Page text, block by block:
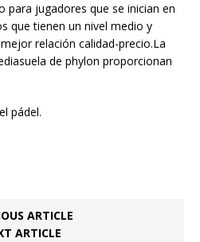
para jugadores que se inician en
que tienen un nivel medio y
relación calidad-precio.La
de phylon proporcionan
pádel.
ARTICLE
ARTICLE